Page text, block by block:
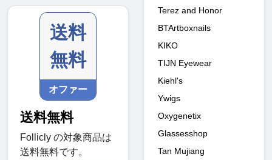
送料
無料
オファー
送料無料
Follicly の対象商品は
送料無料です。
Terez and Honor
BTArtboxnails
KIKO
TIJN Eyewear
Kiehl's
Ywigs
Oxygenetix
Glassesshop
Tan Mujiang